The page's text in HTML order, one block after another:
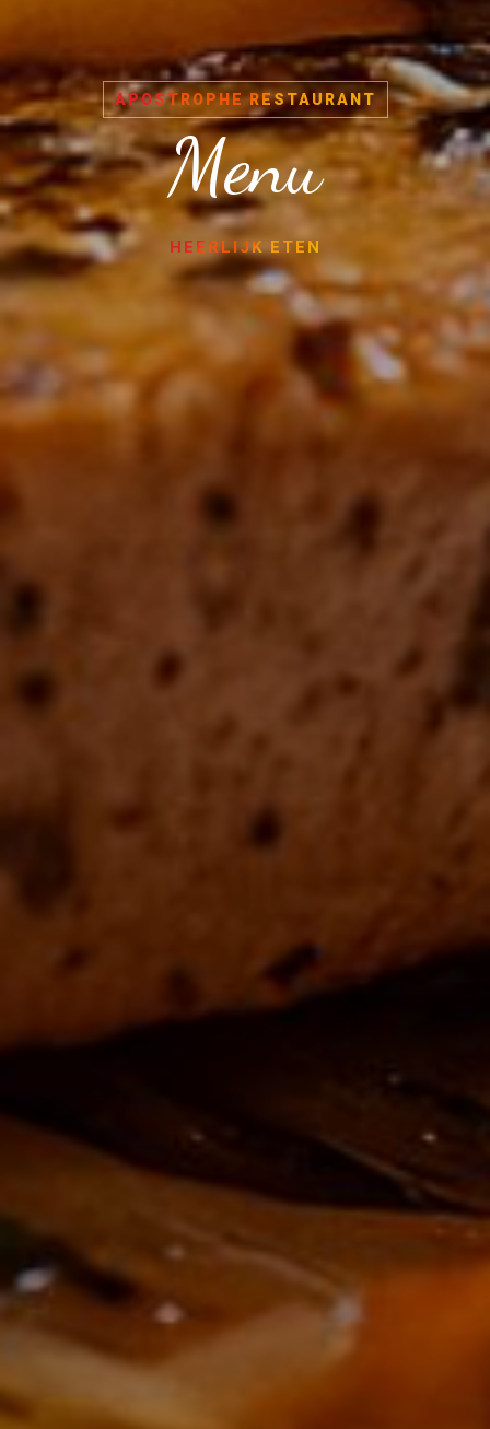
APOSTROPHE RESTAURANT
Menu
HEERLIJK ETEN